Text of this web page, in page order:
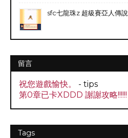
sfc七龍珠z 超級賽亞人傳
留言
祝您遊戲愉快。
- tips
第0章已卡XDDD 謝謝攻略!!!!!!
Tags